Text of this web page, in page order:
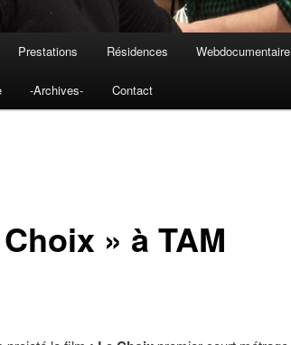
Prestations Résidences Webdocumentaire
-Archives- Contact
» à TAM